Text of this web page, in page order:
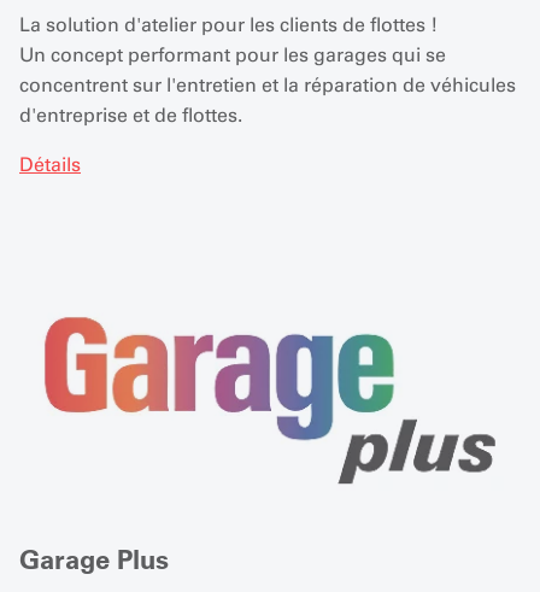
La solution d'atelier pour les clients de flottes !
Un concept performant pour les garages qui se
concentrent sur l'entretien et la réparation de véhicules
d'entreprise et de flottes.
Détails
Garage Plus